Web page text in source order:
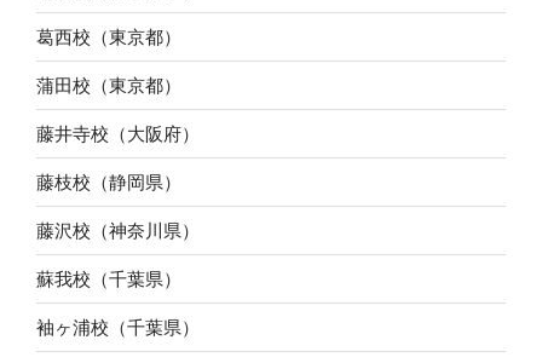
葛西校（東京都）
蒲田校（東京都）
藤井寺校（大阪府）
藤枝校（静岡県）
藤沢校（神奈川県）
蘇我校（千葉県）
袖ヶ浦校（千葉県）